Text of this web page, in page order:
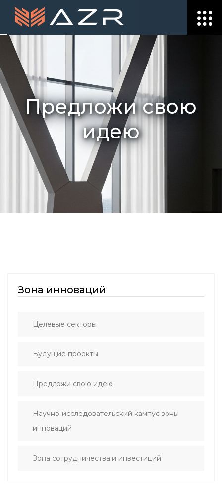
Предложи свою
идею
Зона инноваций
Целевые секторы
Будущие проекты
Предложи свою идею
Научно-исследовательский кампус зоны
инноваций
Зона сотрудничества и инвестиций